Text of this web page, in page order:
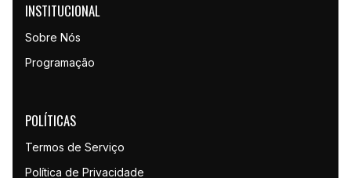
INSTITUCIONAL
Sobre Nós
Programação
POLÍTICAS
Termos de Serviço
Política de Privacidade